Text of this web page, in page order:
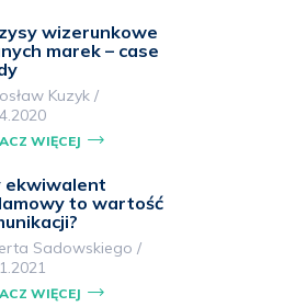
wizerunkowe
marek – case
Kuzyk /
WIĘCEJ
ekwiwalent
to wartość
Sadowskiego /
WIĘCEJ